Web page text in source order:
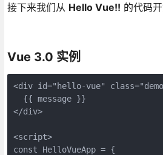
接下来我们从 Hello Vue!! 的代码开
Vue 3.0 实例
<div id="hello-vue"
  {{ message }}
</div>
<script>
const HelloVueApp = {